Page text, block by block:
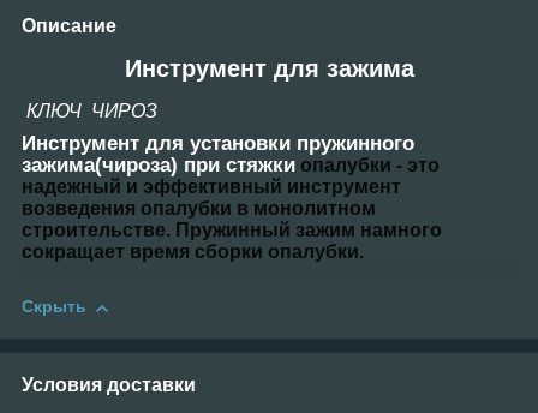
Описание
Инструмент для зажима
КЛЮЧ ЧИРОЗ
Инструмент для установки пружинного
зажима(чироза) при стяжки опалубки - это
надежный и эффективный инструмент
возведения опалубки в монолитном
строительстве. Пружинный зажим намного
сокращает время сборки опалубки.
Скрыть
Условия доставки